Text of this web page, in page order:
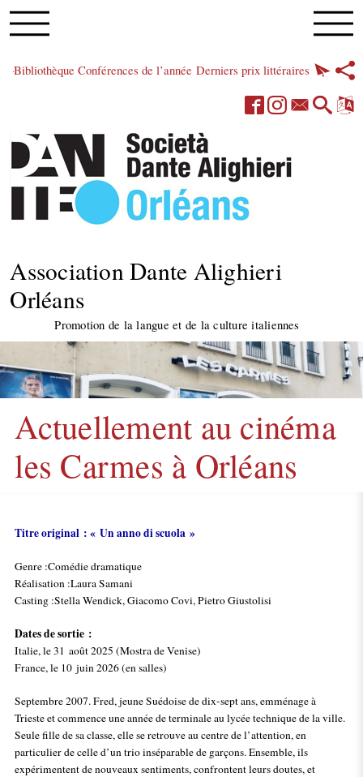
Bibliothèque Conférences de l’année Derniers prix littéraires
Association Dante Alighieri
Orléans
Promotion de la langue et de la culture italiennes
Actuellement au cinéma
les Carmes à Orléans
Titre original : « Un anno di scuola »
Genre :Comédie dramatique
Réalisation :Laura Samani
Casting :Stella Wendick, Giacomo Covi, Pietro Giustolisi
Dates de sortie :
Italie, le 31 août 2025 (Mostra de Venise)
France, le 10 juin 2026 (en salles)
Septembre 2007. Fred, jeune Suédoise de dix-sept ans, emménage à
Trieste et commence une année de terminale au lycée technique de la ville.
Seule fille de sa classe, elle se retrouve au centre de l’attention, en
particulier de celle d’un trio inséparable de garçons. Ensemble, ils
expérimentent de nouveaux sentiments, confrontent leurs doutes, et